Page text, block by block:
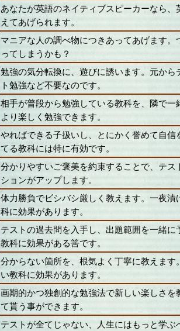
あなたが英語のネイティブスピーカーなら
えてあげられます。
マニアな人の調べ物につきあってあげます
ってしまうかも？
勉強の気分転換に、遊びに誘います。元か
ト勉強など不要なのです。
相手が普段から勉強している教科を、隣で
より楽しく勉強できます。
やればできる子扱いし、とにかく誉めて自
てる教科には特に有効です。
分かりやすいご褒美を約束することで、テ
ションがアップします。
体力勝負でビシバシ厳しく教えます。一夜
科に効果があります。
テストの過去問を入手し、出題範囲を一緒
教科に効果がある筈です。
分からない箇所を、根気よく丁寧に教えま
い教科に効果があります。
画期的かつ独創的な勉強法で新しい楽しさ
て貰う事ができます。
テストが全てじゃない、人生にはもっと学